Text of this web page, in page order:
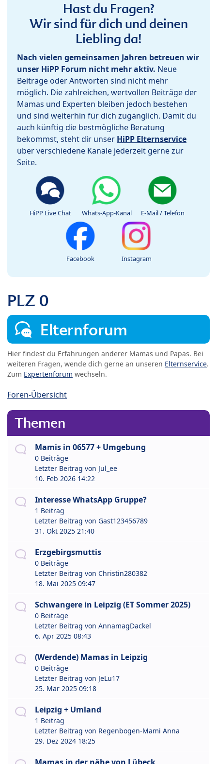
Hast du Fragen?
Wir sind für dich und deinen
Liebling da!
Nach vielen gemeinsamen Jahren betreuen wir
unser HiPP Forum nicht mehr aktiv. Neue
Beiträge oder Antworten sind nicht mehr
möglich. Die zahlreichen, wertvollen Beiträge der
Mamas und Experten bleiben jedoch bestehen
und sind weiterhin für dich zugänglich. Damit du
auch künftig die bestmögliche Beratung
bekommst, steht dir unser HiPP Elternservice
über verschiedene Kanäle jederzeit gerne zur
Seite.
HiPP Live Chat Whats-App-Kanal E-Mail / Telefon
Facebook Instagram
PLZ 0
Elternforum
Hier findest du Erfahrungen anderer Mamas und Papas. Bei
weiteren Fragen, wende dich gerne an unseren Elternservice.
Zum Expertenforum wechseln.
Foren-Übersicht
Themen
Mamis in 06577 + Umgebung
0 Beiträge
Letzter Beitrag von Jul_ee
10. Feb 2026 14:22
Interesse WhatsApp Gruppe?
1 Beitrag
Letzter Beitrag von Gast123456789
31. Okt 2025 21:40
Erzgebirgsmuttis
0 Beiträge
Letzter Beitrag von Christin280382
18. Mai 2025 09:47
Schwangere in Leipzig (ET Sommer 2025)
0 Beiträge
Letzter Beitrag von AnnamagDackel
6. Apr 2025 08:43
(Werdende) Mamas in Leipzig
0 Beiträge
Letzter Beitrag von JeLu17
25. Mär 2025 09:18
Leipzig + Umland
1 Beitrag
Letzter Beitrag von Regenbogen-Mami Anna
29. Dez 2024 18:25